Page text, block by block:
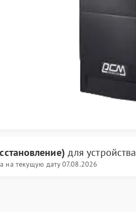
для устройства
на текущую дату 07.08.2026